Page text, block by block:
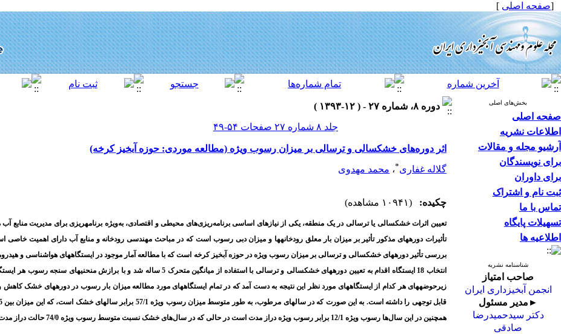
[صفحه اصلی ]
بخش‌های اصلی
صفحه اصلی
اطلاعات نشریه
آرشیو مجله و مقالات
برای نویسندگان
برای داوران
ثبت نام و اشتراک
تماس با ما
تسهیلات پایگاه
اطلاعیه ها
شناسنامه نشریه
صاحب امتیاز
انجمن آبخیزداری ایران
►مدیر مسئول
دکتر سیدحمیدرضا
صادقی
دوره ۸، شماره ۲۷ - ( ۱۲-۱۳۹۳ )
جلد ۸ شماره ۲۷ صفحات ۵۴-۴۹
اثر دوره‌های خشکسالی و ترسالی بر میزان رسوب ویژه (مطالعه موردی: حوزه آبخیز کرخه)
گلاله غفاری*، محمد مهدوی
چکیده: (۱۰۹۴۱ مشاهده)
تعیین اثرات خشکسالی یا ترسالی در یک منطقه، یکی از نیازهای اساسی برنامه‌ریزی‌های محیطی و اقتصادی، به‌ویژه برنامه­ریزی برای مدیریت منابع
تأثیرات دوره‏های مذکور تأثیر بر میزان بار معلق رودخانه­ها و میزان دبی رسوب است که در مباحث مهندسی رودخانه و منابع آب دارای اهمیت خاصی
بررسی تأثیر دوره‏های خشکسالی و ترسالی بر میزان رسوب ویژه در حوزه آبخیز کرخه است که با مطالعه آمار موجود در ایستگاه­های هواشناسی و
انتخاب 18 ایستگاه اقدام به تعیین دوره­های خشکسالی و ترسالی با استفاده از میانگین متحرک 5 ساله شد و با
زیرحوضه­های هر کدام از ایستگاه­های مورد نظر این نتیجه به دست آمدکه در تمام ایستگاه­های مورد مطالعه میزان بار رسوب در دوره‏های خشک کاهش
همچنین در این سال‌ها رسوب ویژه 12/1 برابر رسوب ویژه دراز مدت است در حالی که در سال‌های خشک نسبت متوسط رسوب ویژه 74/0 حالت دراز مدت است.